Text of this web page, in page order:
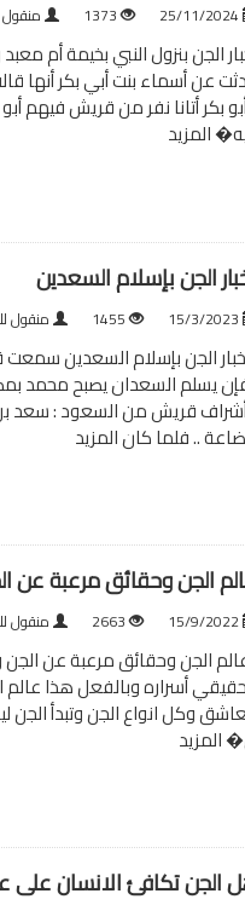
1373 منقول
الجن بنزول النبي بخيمة أم
عن أسماء بنت أبي بكر أنها
بكر أتانا نفر من قريش فيهم
المزيد
الجن بإسلام السعدين
1455 منقول
الجن بإسلام السعدين
يسلم السعدان يصبح محمد
قريش من السعود : سعد بن
.. فلما كانالمزيد
الجن وحقائق مرعبة عن
15/9/2022
2663 منقول
الجن وحقائق مرعبة عن
أسراره وبالفعل هذا
وكل انواع الجن وتبدأ الجن
المزيد
الجن تكافئ الانسان على